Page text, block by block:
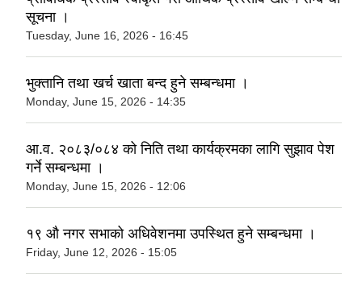
सूचना ।
Tuesday, June 16, 2026 - 16:45
भुक्तानि तथा खर्च खाता बन्द हुने सम्बन्धमा ।
Monday, June 15, 2026 - 14:35
आ.व. २०८३/०८४ को निति तथा कार्यक्रमका लागि सुझाव पेश
गर्ने सम्बन्धमा ।
Monday, June 15, 2026 - 12:06
१९ औ नगर सभाको अधिवेशनमा उपस्थित हुने सम्बन्धमा ।
Friday, June 12, 2026 - 15:05